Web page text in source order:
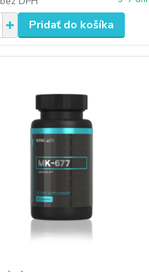
Pridať do košíka